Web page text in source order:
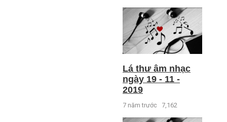
Lá thư âm nhạc
ngày 19 - 11 -
2019
7 năm trước 7,162